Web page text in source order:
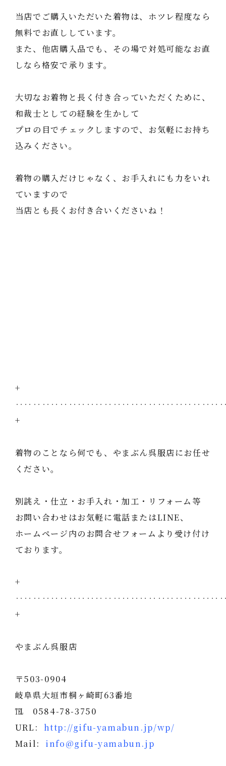
当店でご購入いただいた着物は、ホツレ程度なら
無料でお直ししています。
また、他店購入品でも、その場で対処可能なお直
しなら格安で承ります。
大切なお着物と長く付き合っていただくために、
和裁士としての経験を生かして
プロの目でチェックしますので、お気軽にお持ち
込みください。
着物の購入だけじゃなく、お手入れにも力をいれ
ていますので
当店とも長くお付き合いくださいね！
+
+
着物のことなら何でも、やまぶん呉服店にお任せ
ください。
別誂え・仕立・お手入れ・加工・リフォーム等
お問い合わせはお気軽に電話またはLINE、
ホームページ内のお問合せフォームより受け付け
ております。
+
+
やまぶん呉服店
〒503-0904
岐阜県大垣市桐ヶ崎町63番地
℡ 0584-78-3750
URL: http://gifu-yamabun.jp/wp/
Mail: info@gifu-yamabun.jp